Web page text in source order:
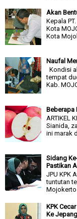
Akan
Kepala
Kota
Kota
Naufal
Kondisi
tempat
Kab.
Beberapa
ARTIKEL
Sianida,
ini marak
Sidang
Pastikan
JPU KPK
tuntutan
Mojokerto
KPK
Ke Jepang